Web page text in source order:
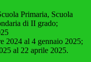
Primaria, Scuola
di II grado;
2024 al 4 gennaio 2025;
al 22 aprile 2025.